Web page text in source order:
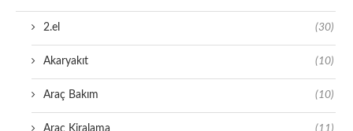
2.el (30)
Akaryakıt (10)
Araç Bakım (10)
Araç Kiralama (11)